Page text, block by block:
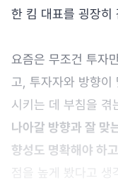
한 킴 대표를 굉장히
요즘은 무조건 투자
고, 투자자와 방향이
시키는 데 부침을 겪
나아갈 방향과 잘 맞
향성도 명확해야 하
점을 높게 봤다고 생